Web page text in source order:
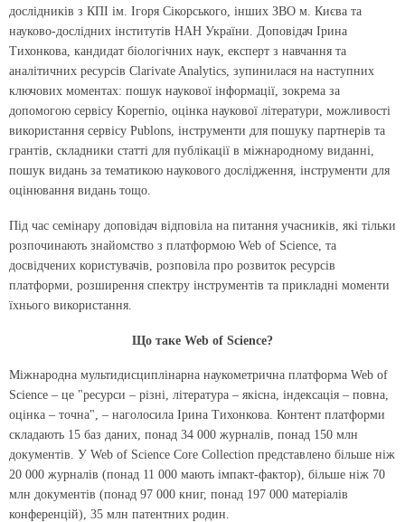
дослідників з КПІ ім. Ігоря Сікорського, інших ЗВО м. Києва та
науково-дослідних інститутів НАН України. Доповідач Ірина
Тихонкова, кандидат біологічних наук, експерт з навчання та
аналітичних ресурсів Clarivate Analytics, зупинилася на наступних
ключових моментах: пошук наукової інформації, зокрема за
допомогою сервісу Kopernio, оцінка наукової літератури, можливості
використання сервісу Publons, інструменти для пошуку партнерів та
грантів, складники статті для публікації в міжнародному виданні,
пошук видань за тематикою наукового дослідження, інструменти для
оцінювання видань тощо.
Під час семінару доповідач відповіла на питання учасників, які тільки
розпочинають знайомство з платформою Web of Science, та
досвідчених користувачів, розповіла про розвиток ресурсів
платформи, розширення спектру інструментів та прикладні моменти
їхнього використання.
Що таке Web of Science?
Міжнародна мультидисциплінарна наукометрична платформа Web of
Science – це "ресурси – різні, література – якісна, індексація – повна,
оцінка – точна", – наголосила Ірина Тихонкова. Контент платформи
складають 15 баз даних, понад 34 000 журналів, понад 150 млн
документів. У Web of Science Core Collection представлено більше ніж
20 000 журналів (понад 11 000 мають імпакт-фактор), більше ніж 70
млн документів (понад 97 000 книг, понад 197 000 матеріалів
конференцій), 35 млн патентних родин.